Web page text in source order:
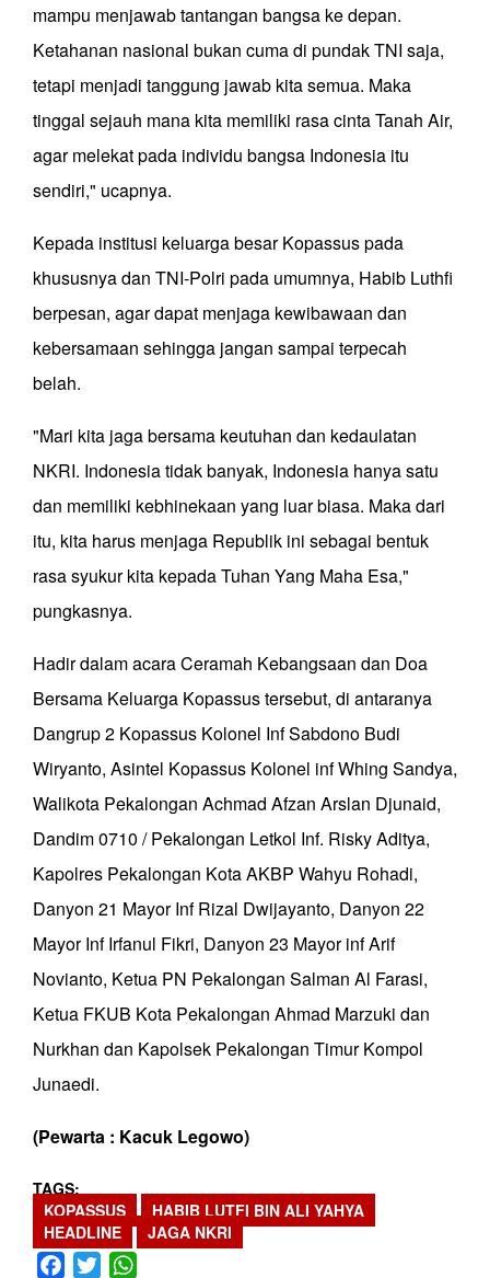
mampu menjawab tantangan bangsa ke depan.
Ketahanan nasional bukan cuma di pundak TNI saja,
tetapi menjadi tanggung jawab kita semua. Maka
tinggal sejauh mana kita memiliki rasa cinta Tanah Air,
agar melekat pada individu bangsa Indonesia itu
sendiri," ucapnya.
Kepada institusi keluarga besar Kopassus pada
khususnya dan TNI-Polri pada umumnya, Habib Luthfi
berpesan, agar dapat menjaga kewibawaan dan
kebersamaan sehingga jangan sampai terpecah
belah.
"Mari kita jaga bersama keutuhan dan kedaulatan
NKRI. Indonesia tidak banyak, Indonesia hanya satu
dan memiliki kebhinekaan yang luar biasa. Maka dari
itu, kita harus menjaga Republik ini sebagai bentuk
rasa syukur kita kepada Tuhan Yang Maha Esa,"
pungkasnya.
Hadir dalam acara Ceramah Kebangsaan dan Doa
Bersama Keluarga Kopassus tersebut, di antaranya
Dangrup 2 Kopassus Kolonel Inf Sabdono Budi
Wiryanto, Asintel Kopassus Kolonel inf Whing Sandya,
Walikota Pekalongan Achmad Afzan Arslan Djunaid,
Dandim 0710 / Pekalongan Letkol Inf. Risky Aditya,
Kapolres Pekalongan Kota AKBP Wahyu Rohadi,
Danyon 21 Mayor Inf Rizal Dwijayanto, Danyon 22
Mayor Inf Irfanul Fikri, Danyon 23 Mayor inf Arif
Novianto, Ketua PN Pekalongan Salman Al Farasi,
Ketua FKUB Kota Pekalongan Ahmad Marzuki dan
Nurkhan dan Kapolsek Pekalongan Timur Kompol
Junaedi.
(Pewarta : Kacuk Legowo)
TAGS
KOPASSUS
HABIB LUTFI BIN ALI YAHYA
HEADLINE
JAGA NKRI
Facebook
Twitter